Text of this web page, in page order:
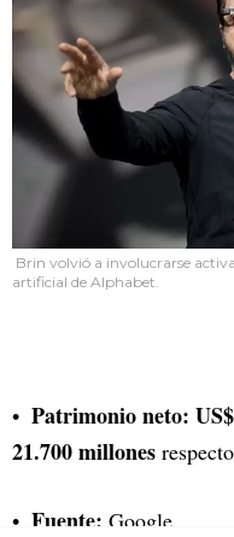
Brin volvió a involucrarse
artificial de Alphabet.
Patrimonio neto:
21.700 millones
Fuente: Google